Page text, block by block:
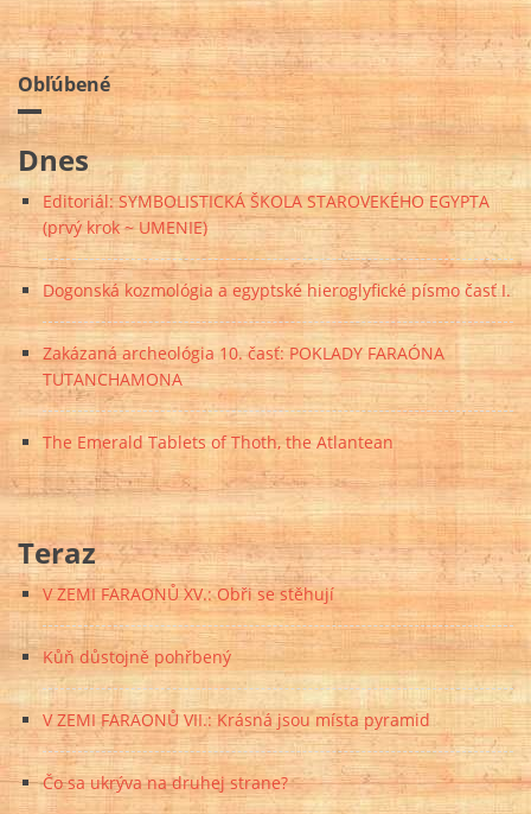
Obľúbené
Dnes
Editoriál: SYMBOLISTICKÁ ŠKOLA STAROVEKÉHO EGYPTA
(prvý krok ~ UMENIE)
Dogonská kozmológia a egyptské hieroglyfické písmo časť I.
Zakázaná archeológia 10. časť: POKLADY FARAÓNA
TUTANCHAMONA
The Emerald Tablets of Thoth, the Atlantean
Teraz
V ZEMI FARAONŮ XV.: Obři se stěhují
Kůň důstojně pohřbený
V ZEMI FARAONŮ VII.: Krásná jsou místa pyramid
Čo sa ukrýva na druhej strane?